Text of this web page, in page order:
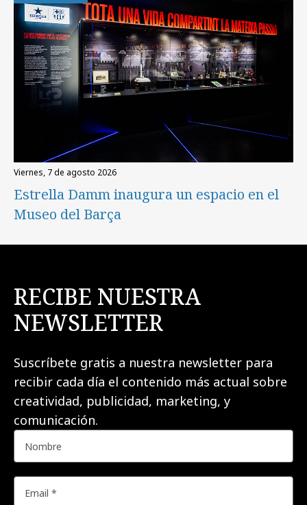
viernes, 7 de agosto 2026
Estrella Damm inaugura un espacio en el
Museo del Barça
RECIBE NUESTRA
NEWSLETTER
Suscríbete gratis a nuestra newsletter para
recibir cada día el contenido más actual sobre
creatividad, publicidad, marketing, y
comunicación.